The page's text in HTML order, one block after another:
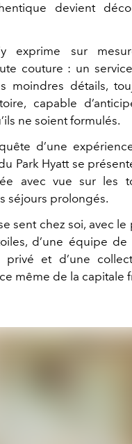
devient
exprime sur
couture : un
moindres détails,
capable
ne soient formulés.
d’une
Park Hyatt se
avec vue sur les
séjours prolongés.
sent chez soi, avec le
d’une équipe de
privé et d’une
même de la capitale